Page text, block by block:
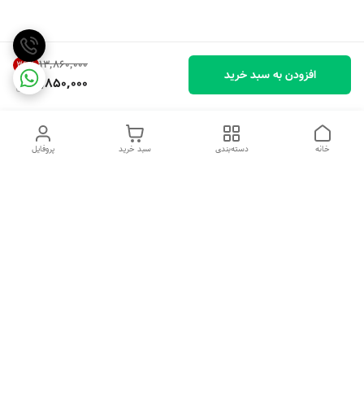
۱۳٬۸۶۰٬۰۰۰ 36%
8,850,000 افزودن به سبد خرید
پروفایل سبد خرید دسته‌بندی خانه